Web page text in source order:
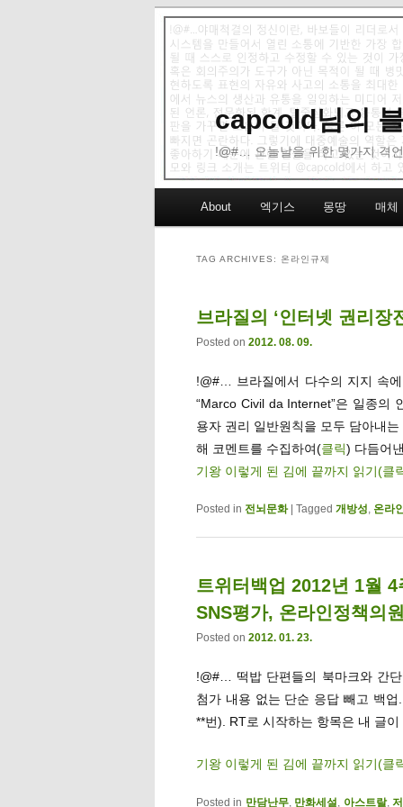
capcold님의
!@#… 오늘날을 위한 몇가지 격
Skip to primary content
Skip to secondary content
About 엑기스 몽땅 매체
TAG ARCHIVES: 온라인규제
브라질의 ‘인터넷 권리장
Posted on 2012. 08. 09.
!@#… 브라질에서 다수의 지지 속
“Marco Civil da Internet”은 일종의
용자 권리 일반원칙을 모두 담아내
해 코멘트를 수집하여(클릭) 다듬어
기왕 이렇게 된 김에 끝까지 읽기(클
Posted in 전뇌문화 Tagged 개방성, 온라
트위터백업 2012년 1월
SNS평가, 온라인정책의
Posted on 2012. 01. 23.
!@#… 떡밥 단편들의 북마크와 간
첨가 내용 없는 단순 응답 빼고 백
**번). RT로 시작하는 항목은 내 글
기왕 이렇게 된 김에 끝까지 읽기(클
Posted in 만담난무, 만화세설, 아스트랄,